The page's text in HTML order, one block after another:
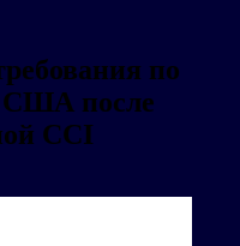
по
США после
CCI